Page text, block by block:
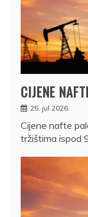
CIJENE
25. jul 2026.
Cijene nafte
tržištima ispod